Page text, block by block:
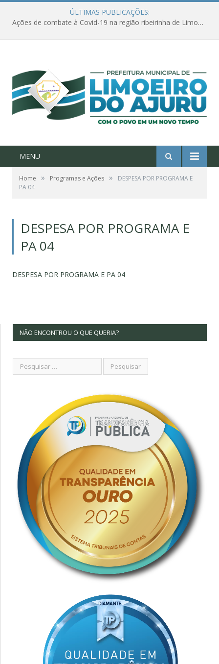
ÚLTIMAS PUBLICAÇÕES:
Ações de combate à Covid-19 na região ribeirinha de Limoeiro do Ajuru continuam
MENU
Home » Programas e Ações »
DESPESA POR PROGRAMA E
PA 04
DESPESA POR PROGRAMA E
PA 04
DESPESA POR PROGRAMA E PA 04
NÃO ENCONTROU O QUE QUERIA?